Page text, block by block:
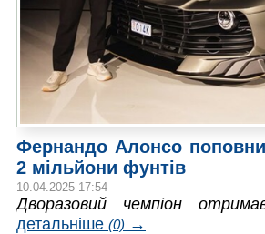
Фернандо Алонсо
2 мільйони фунтів
10.04.2025 17:54
Дворазовий чемпіон
детальніше (0) →